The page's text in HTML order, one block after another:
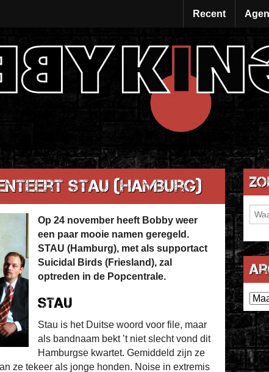
Recent
STAU (Hamburg)
Op 24 november heeft Bobby weer
een paar mooie namen geregeld.
STAU (Hamburg), met als supportact
Suicidal Birds (Friesland), zal
optreden in de Popcentrale.
Stau
Stau is het Duitse woord voor file, maar
als bandnaam bekt ’t niet slecht vond dit
Hamburgse kwartet. Gemiddeld zijn ze
ze tekeer als jonge honden. Noise in extremis